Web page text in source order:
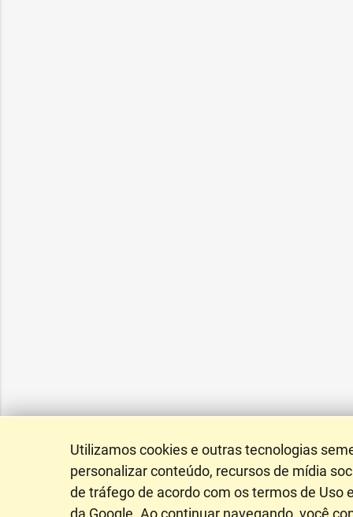
Utilizamos cookies e outras tecnologias
personalizar conteúdo, recursos de mídia
de tráfego de acordo com os termos de Uso
da Google. Ao continuar navegando, você